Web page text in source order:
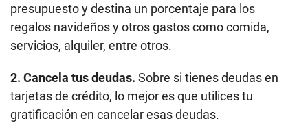
presupuesto y destina un porcentaje para los
regalos navideños y otros gastos como comida,
servicios, alquiler, entre otros.
2. Cancela tus deudas. Sobre si tienes deudas en
tarjetas de crédito, lo mejor es que utilices tu
gratificación en cancelar esas deudas.